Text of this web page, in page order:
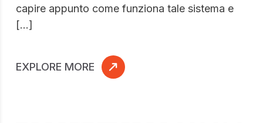
capire appunto come funziona tale sistema e
[…]
EXPLORE MORE